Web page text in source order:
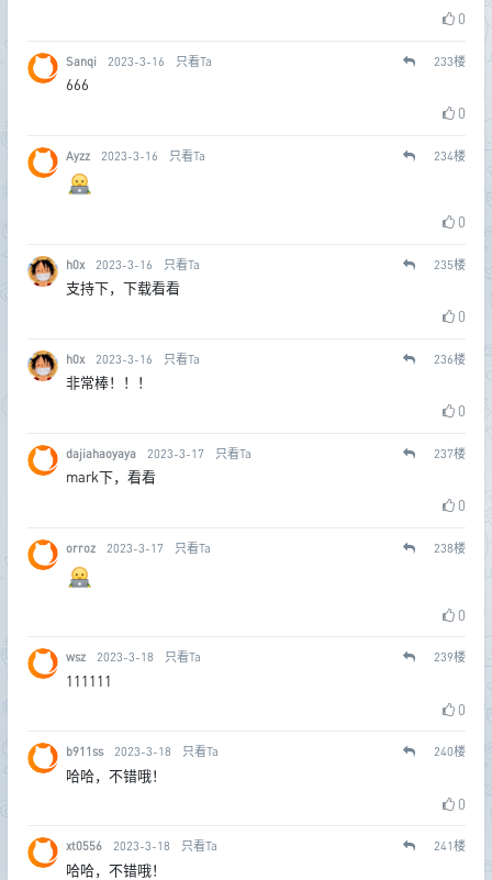
0
Sanqi 2023-3-16 只看Ta 233楼
666
0
Ayzz 2023-3-16 只看Ta 234楼
0
h0x 2023-3-16 只看Ta 235楼
支持下，下载看看
0
h0x 2023-3-16 只看Ta 236楼
非常棒！！！
0
dajiahaoyaya 2023-3-17 只看Ta 237楼
mark下，看看
0
orroz 2023-3-17 只看Ta 238楼
0
wsz 2023-3-18 只看Ta 239楼
111111
0
b911ss 2023-3-18 只看Ta 240楼
哈哈，不错哦！
0
xt0556 2023-3-18 只看Ta 241楼
哈哈，不错哦！